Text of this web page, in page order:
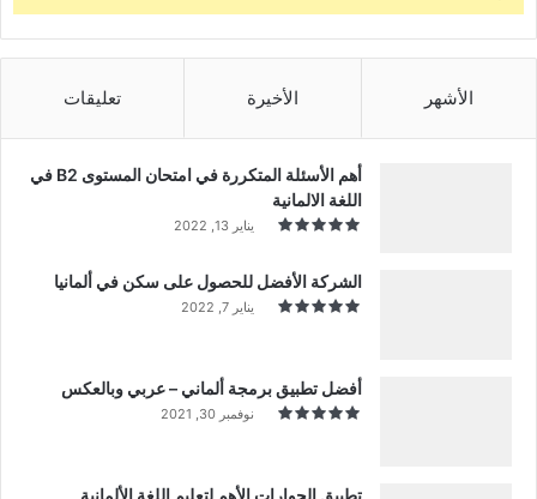
الأشهر الأخيرة تعليقات
أهم الأسئلة المتكررة في امتحان المستوى B2 في
اللغة الالمانية
يناير 13, 2022
الشركة الأفضل للحصول على سكن في ألمانيا
يناير 7, 2022
أفضل تطبيق برمجة ألماني – عربي وبالعكس
نوفمبر 30, 2021
تطبيق الحوارات الأهم لتعليم اللغة الألمانية